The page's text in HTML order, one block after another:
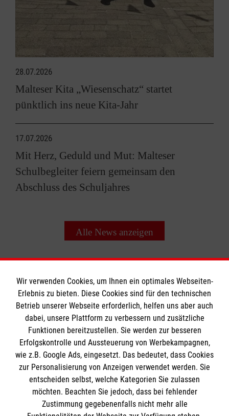
28.07.2026
Malteser Kita „Wiesenschatz“ startet
pünktlich ins neue Kita-Jahr
17.07.2026
Mit Herz, Geduld und Mut: Malteser
Schulbegleiter feiern gemeinsam den
Abschluss des Schuljahres
Alle News anzeigen
Informationen
Impressum
Datenschutz
Kontakt
Barrierefreiheit
Die Malteser
Malteser in Deutschland
Wir verwenden Cookies, um Ihnen ein optimales Webseiten-
Erlebnis zu bieten. Diese Cookies sind für den technischen
Betrieb unserer Webseite erforderlich, helfen uns aber auch
dabei, unsere Plattform zu verbessern und zusätzliche
Funktionen bereitzustellen. Sie werden zur besseren
Erfolgskontrolle und Aussteuerung von Werbekampagnen,
wie z.B. Google Ads, eingesetzt. Das bedeutet, dass Cookies
zur Personalisierung von Anzeigen verwendet werden. Sie
entscheiden selbst, welche Kategorien Sie zulassen
möchten. Beachten Sie jedoch, dass bei fehlender
Zustimmung gegebenenfalls nicht mehr alle